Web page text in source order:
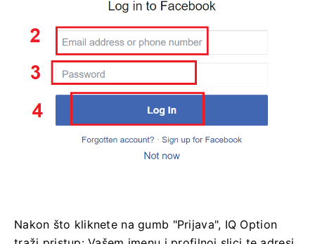
Nakon što kliknete na gumb "Prijava", IQ Option